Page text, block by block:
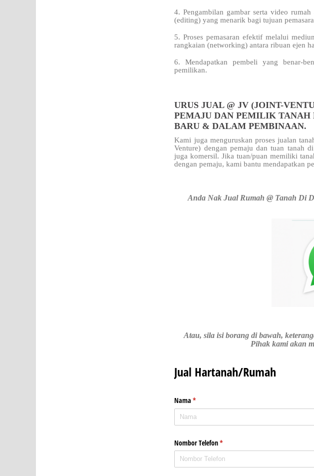
4. Pengambilan gambar serta video
(editing) yang menarik bagi tujuan
5. Proses pemasaran efektif melalui
rangkaian (networking) antara ribuan ejen
6. Mendapatkan pembeli yang benar-
pemilikan.
URUS JUAL @ JV (JOINT-
PEMAJU DAN PEMILIK TANAH
BARU & DALAM PEMBINAAN.
Kami juga menguruskan proses jualan
Venture) dengan pemaju dan tuan tanah
juga komersil. Jika tuan/puan memiliki
dengan pemaju, kami bantu mendapatkan
Anda Nak Jual Rumah @ Tanah Di
Atau, sila isi borang di bawah,
Pihak kami akan